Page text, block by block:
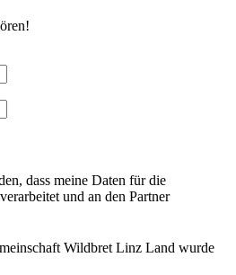
dass meine Daten für die
und an den Partner
Wildbret Linz Land wurde